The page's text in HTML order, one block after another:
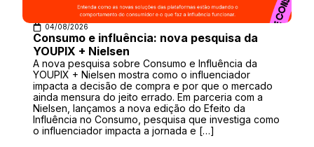
04/08/2026
Consumo e influência: nova pesquisa da
YOUPIX + Nielsen
A nova pesquisa sobre Consumo e Influência da
YOUPIX + Nielsen mostra como o influenciador
impacta a decisão de compra e por que o mercado
ainda mensura do jeito errado. Em parceria com a
Nielsen, lançamos a nova edição do Efeito da
Influência no Consumo, pesquisa que investiga como
o influenciador impacta a jornada e […]